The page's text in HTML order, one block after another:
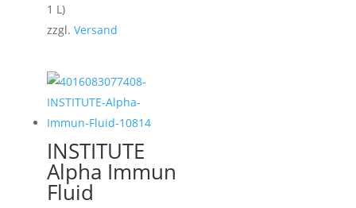
1 L)
zzgl. Versand
INSTITUTE
Alpha Immun
Fluid